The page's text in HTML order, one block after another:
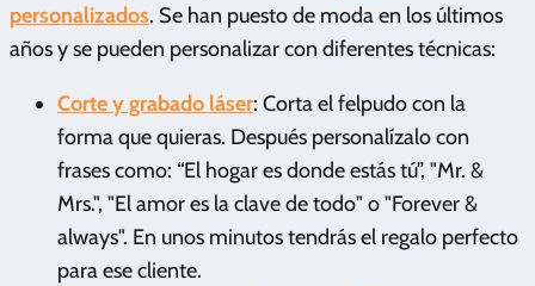
personalizados. Se han puesto de moda en los últimos
años y se pueden personalizar con diferentes técnicas:
Corte y grabado láser: Corta el felpudo con la
forma que quieras. Después personalízalo con
frases como: “El hogar es donde estás tú”, "Mr. &
Mrs.", "El amor es la clave de todo" o "Forever &
always". En unos minutos tendrás el regalo perfecto
para ese cliente.